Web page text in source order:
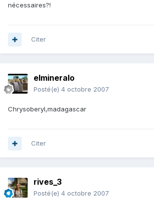
nécessaires?!
Citer
elmineralo
Posté(e) 4 octobre 2007
Chrysoberyl,madagascar
Citer
rives_3
Posté(e) 4 octobre 2007